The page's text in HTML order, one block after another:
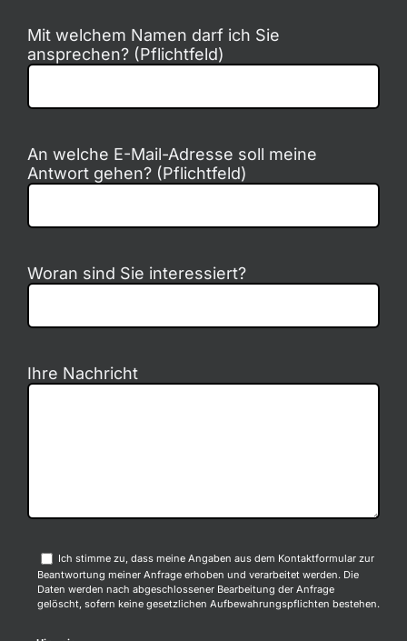
Mit welchem Namen darf ich Sie
ansprechen? (Pflichtfeld)
An welche E-Mail-Adresse soll meine
Antwort gehen? (Pflichtfeld)
Woran sind Sie interessiert?
Ihre Nachricht
Ich stimme zu, dass meine Angaben aus dem Kontaktformular zur
Beantwortung meiner Anfrage erhoben und verarbeitet werden. Die
Daten werden nach abgeschlossener Bearbeitung der Anfrage
gelöscht, sofern keine gesetzlichen Aufbewahrungspflichten bestehen.